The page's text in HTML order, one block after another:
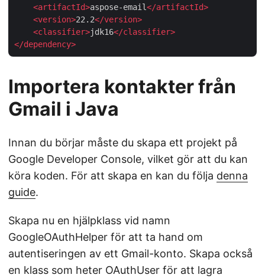
<artifactId>aspose-email</artifactId>
<version>22.2</version>
<classifier>jdk16</classifier>
</dependency>
Importera kontakter från
Gmail i Java
Innan du börjar måste du skapa ett projekt på
Google Developer Console, vilket gör att du kan
köra koden. För att skapa en kan du följa denna
guide.
Skapa nu en hjälpklass vid namn
GoogleOAuthHelper för att ta hand om
autentiseringen av ett Gmail-konto. Skapa också
en klass som heter OAuthUser för att lagra